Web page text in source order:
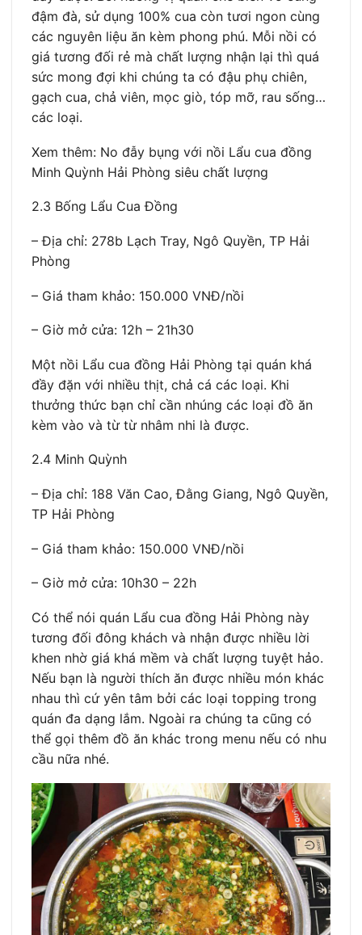
đậm đà, sử dụng 100% cua còn tươi ngon cùng
các nguyên liệu ăn kèm phong phú. Mỗi nồi có
giá tương đối rẻ mà chất lượng nhận lại thì quá
sức mong đợi khi chúng ta có đậu phụ chiên,
gạch cua, chả viên, mọc giò, tóp mỡ, rau sống…
các loại.
Xem thêm: No đẫy bụng với nồi Lẩu cua đồng
Minh Quỳnh Hải Phòng siêu chất lượng
2.3 Bống Lẩu Cua Đồng
– Địa chỉ: 278b Lạch Tray, Ngô Quyền, TP Hải
Phòng
– Giá tham khảo: 150.000 VNĐ/nồi
– Giờ mở cửa: 12h – 21h30
Một nồi Lẩu cua đồng Hải Phòng tại quán khá
đầy đặn với nhiều thịt, chả cá các loại. Khi
thưởng thức bạn chỉ cần nhúng các loại đồ ăn
kèm vào và từ từ nhâm nhi là được.
2.4 Minh Quỳnh
– Địa chỉ: 188 Văn Cao, Đằng Giang, Ngô Quyền,
TP Hải Phòng
– Giá tham khảo: 150.000 VNĐ/nồi
– Giờ mở cửa: 10h30 – 22h
Có thể nói quán Lẩu cua đồng Hải Phòng này
tương đối đông khách và nhận được nhiều lời
khen nhờ giá khá mềm và chất lượng tuyệt hảo.
Nếu bạn là người thích ăn được nhiều món khác
nhau thì cứ yên tâm bởi các loại topping trong
quán đa dạng lắm. Ngoài ra chúng ta cũng có
thể gọi thêm đồ ăn khác trong menu nếu có nhu
cầu nữa nhé.